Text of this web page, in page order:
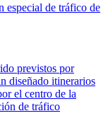
especial de tráfico de
previstos por
diseñado itinerarios
el centro de la
de tráfico